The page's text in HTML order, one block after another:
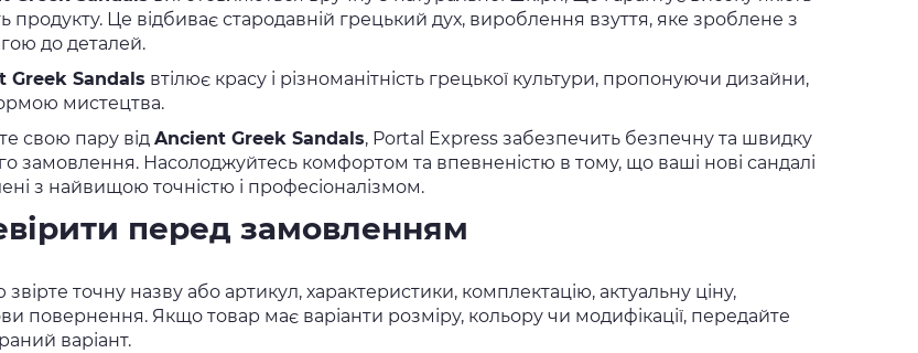
продукту. Це відбиває стародавній грецький дух, вироблення взуття, яке зроблене з
до деталей.
Greek Sandals втілює красу і різноманітність грецької культури, пропонуючи дизайни,
мистецтва.
свою пару від Ancient Greek Sandals, Portal Express забезпечить безпечну та швидку
замовлення. Насолоджуйтесь комфортом та впевненістю в тому, що ваші нові сандалі
з найвищою точністю і професіоналізмом.
перед замовленням
точну назву або артикул, характеристики, комплектацію, актуальну ціну,
повернення. Якщо товар має варіанти розміру, кольору чи модифікації, передайте
варіант.